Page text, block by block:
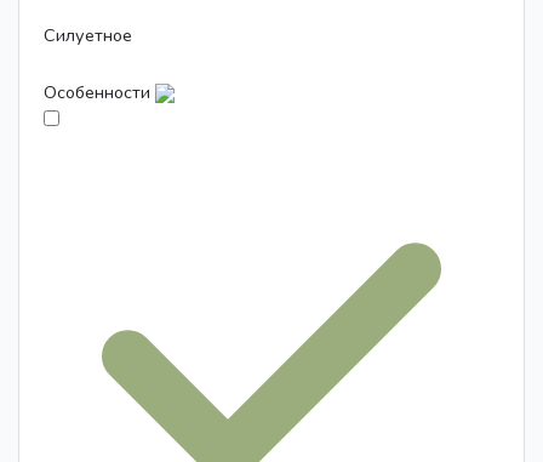
Силуетное
Особенности